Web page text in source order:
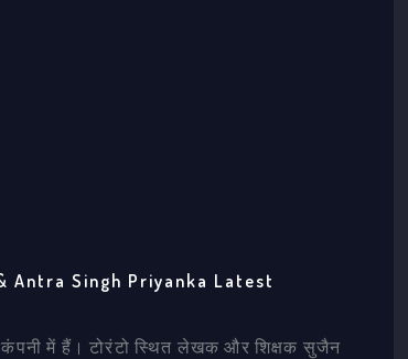
Antra Singh Priyanka Latest
में हैं। टोरंटो स्थित लेखक और शिक्षक सुजैन